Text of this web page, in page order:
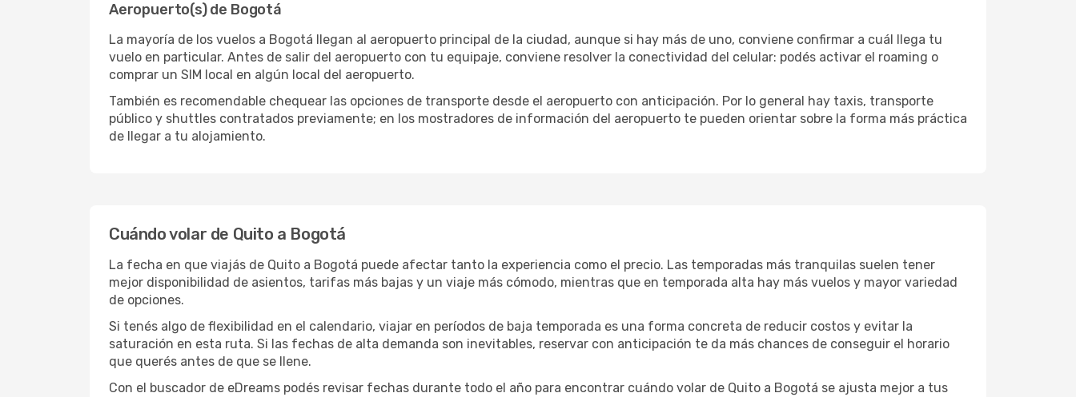
Aeropuerto(s) de Bogotá
La mayoría de los vuelos a Bogotá llegan al aeropuerto principal de la ciudad, aunque si hay más de uno, conviene confirmar a cuál llega tu
vuelo en particular. Antes de salir del aeropuerto con tu equipaje, conviene resolver la conectividad del celular: podés activar el roaming o
comprar un SIM local en algún local del aeropuerto.
También es recomendable chequear las opciones de transporte desde el aeropuerto con anticipación. Por lo general hay taxis, transporte
público y shuttles contratados previamente; en los mostradores de información del aeropuerto te pueden orientar sobre la forma más práctica
de llegar a tu alojamiento.
Cuándo volar de Quito a Bogotá
La fecha en que viajás de Quito a Bogotá puede afectar tanto la experiencia como el precio. Las temporadas más tranquilas suelen tener
mejor disponibilidad de asientos, tarifas más bajas y un viaje más cómodo, mientras que en temporada alta hay más vuelos y mayor variedad
de opciones.
Si tenés algo de flexibilidad en el calendario, viajar en períodos de baja temporada es una forma concreta de reducir costos y evitar la
saturación en esta ruta. Si las fechas de alta demanda son inevitables, reservar con anticipación te da más chances de conseguir el horario
que querés antes de que se llene.
Con el buscador de eDreams podés revisar fechas durante todo el año para encontrar cuándo volar de Quito a Bogotá se ajusta mejor a tus